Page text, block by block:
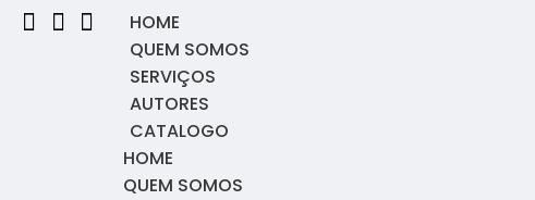
HOME
QUEM SOMOS
SERVIÇOS
AUTORES
CATALOGO
HOME
QUEM SOMOS